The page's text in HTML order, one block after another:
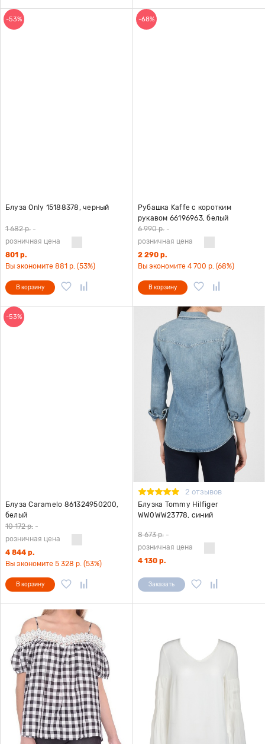
-53%
Блуза Only 15188378, черный
1 682 р. -
розничная цена
801 р.
Вы экономите 881 р. (53%)
В корзину
-68%
Рубашка Kaffe с коротким
рукавом 66196963, белый
6 990 р. -
розничная цена
2 290 р.
Вы экономите 4 700 р. (68%)
В корзину
-53%
Блуза Caramelo 861324950200,
белый
10 172 р. -
розничная цена
4 844 р.
Вы экономите 5 328 р. (53%)
В корзину
2 отзывов
Блузка Tommy Hilfiger
WW0WW23778, синий
8 673 р. -
розничная цена
4 130 р.
Заказать